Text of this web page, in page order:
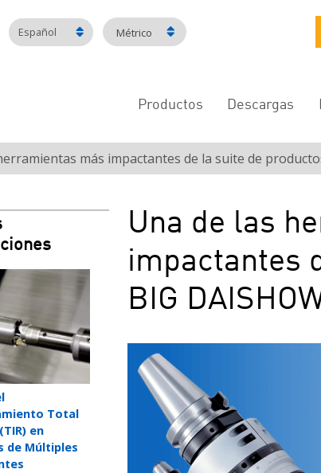
Español Métrico
Navegación
Productos Descargas
más impactantes de la suite de
Total
en
de Múltiples
Una de las
impactantes
BIG